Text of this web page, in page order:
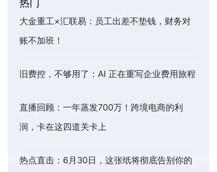
热门
大金重工×汇联易：员工出差不垫钱，财务对
账不加班！
旧费控，不够用了：AI 正在重写企业费用旅程
直播回顾：一年蒸发700万！跨境电商的利
润，卡在这四道关卡上
热点直击：6月30日，这张纸将彻底告别你的